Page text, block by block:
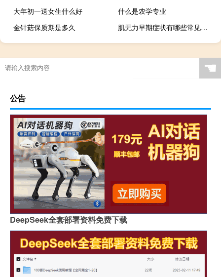
大年初一送女生什么好
什么是农学专业
金针菇保质期是多久
肌无力早期症状有哪些常见的病（肌无力早期症状有哪些常见的）
☚
公告
DeepSeek全套部署资料免费下载